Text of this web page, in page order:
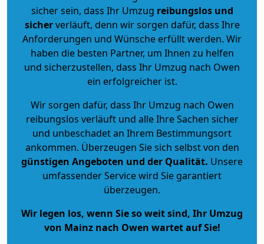
sicher sein, dass Ihr Umzug reibungslos und
sicherverläuft, denn wir sorgen dafür, dass Ihre
Anforderungen und Wünsche erfüllt werden. Wir
haben die besten Partner, um Ihnen zu helfen
und sicherzustellen, dass Ihr Umzug nach Owen
ein erfolgreicher ist.
Wir sorgen dafür, dass Ihr Umzug nach Owen
reibungslos verläuft und alle Ihre Sachen sicher
und unbeschadet an Ihrem Bestimmungsort
ankommen. Überzeugen Sie sich selbst von den
günstigen Angeboten und der Qualität. Unsere
umfassender Service wird Sie garantiert
überzeugen.
Wir legen los, wenn Sie so weit sind, Ihr Umzug
von Mainz nach Owen wartet auf Sie!